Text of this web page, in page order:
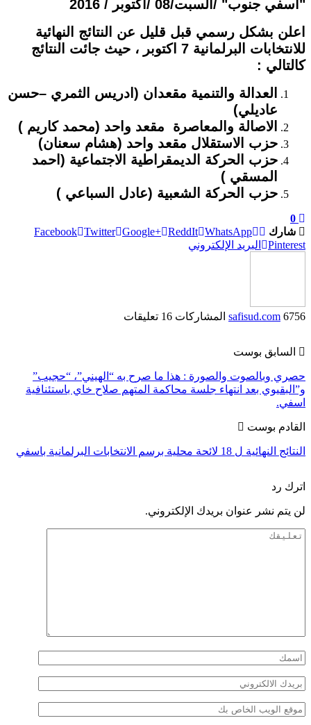
"أسفي جنوب" /السبت/08 / اكتوبر / 2016
اعلن بشكل رسمي قبل قليل عن النتائج النهائية
للانتخابات البرلمانية 7 اكتوبر ، حيث جائت النتائج
كالتالي :
العدالة والتنمية مقعدان (ادريس الثمري –حسن
عاديلي)
الاصالة والمعاصرة مقعد واحد (محمد كاريم )
حزب الاستقلال مقعد واحد (هشام سعنان)
حزب الحركة الديمقراطية الاجتماعية (احمد
المسقي )
حزب الحركة الشعبية (عادل السباعي )
0
شارك
Facebook Twitter Google+ ReddIt WhatsApp
Pinterest
البريد الإلكتروني
safisud.com 6756 المشاركات 16 تعليقات
السابق بوست
حصري وبالصوت والصورة : هذا ما صرح به “الهيني”، “حجيب”
و”البقيوي بعد انتهاء جلسة محاكمة المتهم صلاح خاي باستئنافية
اسفي.
القادم بوست
النتائج النهائية ل 18 لائحة محلية برسم الانتخابات البرلمانية باسفي
اترك رد
لن يتم نشر عنوان بريدك الإلكتروني.